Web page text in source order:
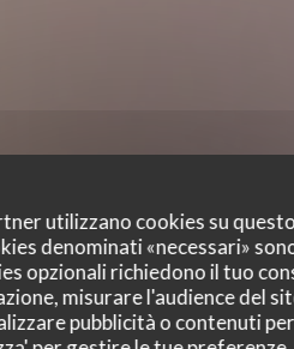
utilizzano cookies su
denominati «necessari»
opzionali richiedono il tuo
misurare l'audience del
pubblicità o contenuti